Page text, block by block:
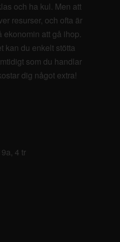
och ha kul. Men att
resurser, och ofta är
ekonomin att gå ihop.
kan du enkelt stötta
som du handlar
dig något extra!
4 tr